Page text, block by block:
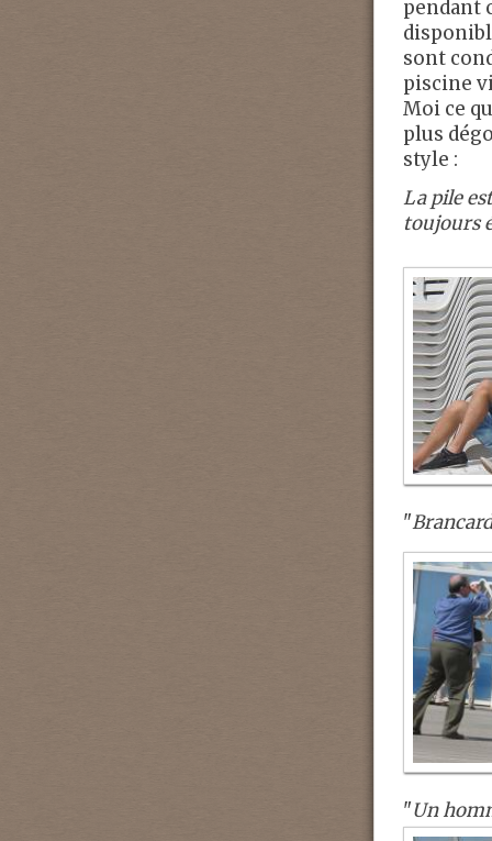
pendant
sont
piscine
Moi ce
plus
style :
La pile
toujours
"
"Un